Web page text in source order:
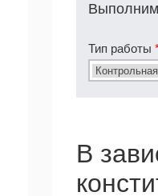
Выполним
Тип работы
В